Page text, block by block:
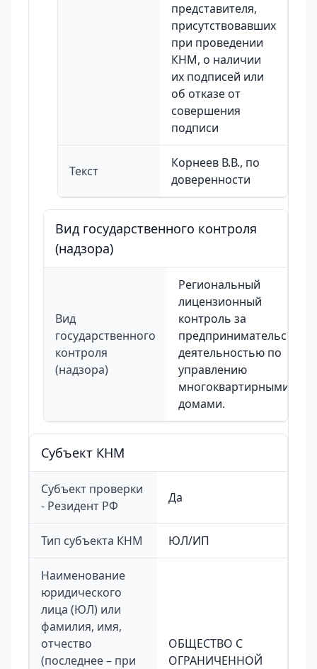
представителя,
присутствовавших
при проведении
КНМ, о наличии
их подписей или
об отказе от
совершения
подписи
Текст
Корнеев В.В., по
доверенности
Вид государственного контроля
(надзора)
Вид
государственного
контроля
(надзора)
Региональный
лицензионный
контроль за
предпринимательской
деятельностью по
управлению
многоквартирными
домами.
Cубъект КНМ
Субъект проверки
- Резидент РФ
Да
Тип субъекта КНМ ЮЛ/ИП
Наименование
юридического
лица (ЮЛ) или
фамилия, имя,
отчество
(последнее – при
ОБЩЕСТВО С
ОГРАНИЧЕННОЙ